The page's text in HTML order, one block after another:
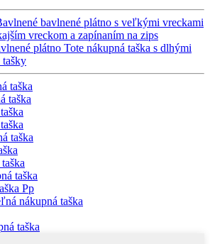
bavlnené plátno s veľkými vreckami
vreckom a zapínaním na zips
plátno Tote nákupná taška s dlhými
tašky
taška
taška
taška
taška
Pp
nákupná taška
taška